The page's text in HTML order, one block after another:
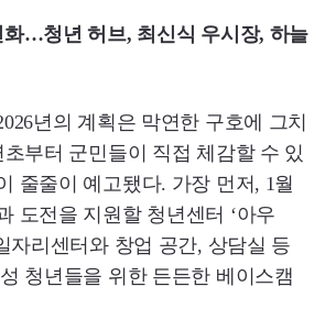
화…청년 허브, 최신식 우시장, 하늘
년의 계획은 막연한 구호에 그치
부터 군민들이 직접 체감할 수 있
줄줄이 예고됐다. 가장 먼저, 1월
도전을 지원할 청년센터 ‘아우
자리센터와 창업 공간, 상담실 등
청년들을 위한 든든한 베이스캠